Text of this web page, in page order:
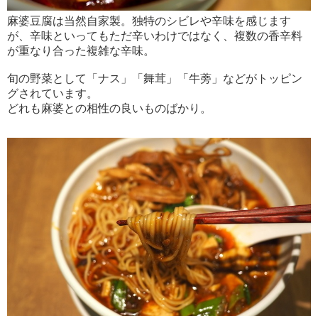
麻婆豆腐は当然自家製。独特のシビレや辛味を感じます
が、辛味といってもただ辛いわけではなく、複数の香辛料
が重なり合った複雑な辛味。
旬の野菜として「ナス」「舞茸」「牛蒡」などがトッピン
グされています。
どれも麻婆との相性の良いものばかり。